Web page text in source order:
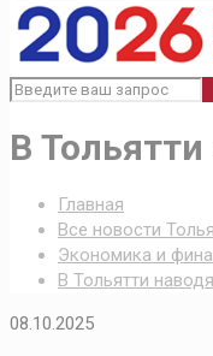
В
Главная
Все новости
Экономика и
В Тольятти
08.10.2025